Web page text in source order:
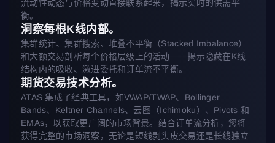
流动性动态与价格变动直接联系起来，揭示实时的供需平
衡。
洞察每根K线内部。
集群统计、集群搜索、堆叠不平衡（Stacked Imbalance）
和大额交易剖析每个价格层级上的活动——揭示隐藏在K线
结构内的吸收、激进委托和订单流不平衡。
期货交易技术分析。
ATAS 集成了经典工具，如VWAP/TWAP、Bollinger
Bands、Keltner Channels、云图（Ichimoku）、Pivots 和
EMAs，以获取更广阔的市场背景。结合订单流分析，您将
获得完整的市场洞察，无论是短线剥头皮交易还是长线独立